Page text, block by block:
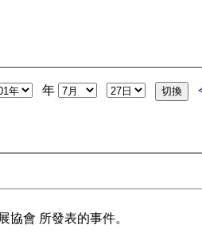
年
協會 所發表的事件。